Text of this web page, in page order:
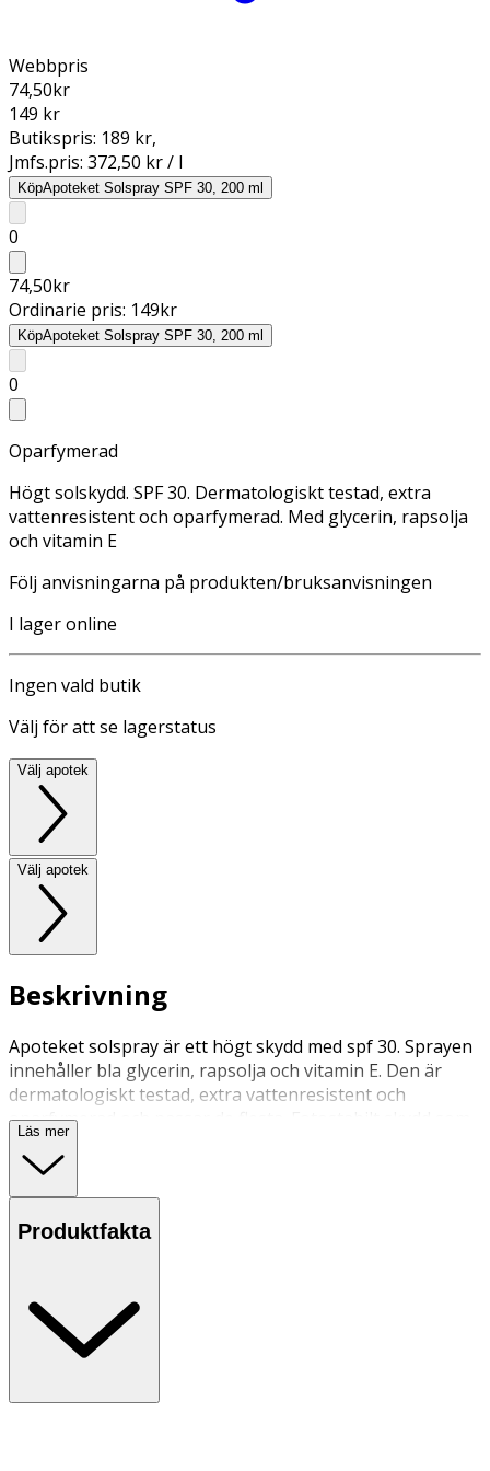
Webbpris
74,50kr
149 kr
Butikspris: 189 kr,
Jmfs.pris: 372,50 kr / l
KöpApoteket Solspray SPF 30, 200 ml
0
74,50kr
Ordinarie pris: 149kr
KöpApoteket Solspray SPF 30, 200 ml
0
Oparfymerad
Högt solskydd. SPF 30. Dermatologiskt testad, extra
vattenresistent och oparfymerad. Med glycerin, rapsolja
och vitamin E
Följ anvisningarna på produkten/bruksanvisningen
I lager online
Ingen vald butik
Välj för att se lagerstatus
Välj apotek
Välj apotek
Beskrivning
Apoteket solspray är ett högt skydd med spf 30. Sprayen
innehåller bla glycerin, rapsolja och vitamin E. Den är
dermatologiskt testad, extra vattenresistent och
oparfymerad och passar de flesta. Fotostabilt skydd som
absorberas snabbt utan att kladda. Sprayen underlättar
applicering och kan sprayas upp och ner. Relaterat
sortiment: solskydd, solkräm, solcreme, sollotion,
vuxen handflata. För lite solskyddsmedel ger avsevärt
sämre skydd. Det är viktigt att applicera ofta, speciellt om
man svettas eller vid bad/-handdukstorkning. Vistas inte
Överdriven solning kan ge hudskador. Utsätt inte små
Läs mer
Produktfakta